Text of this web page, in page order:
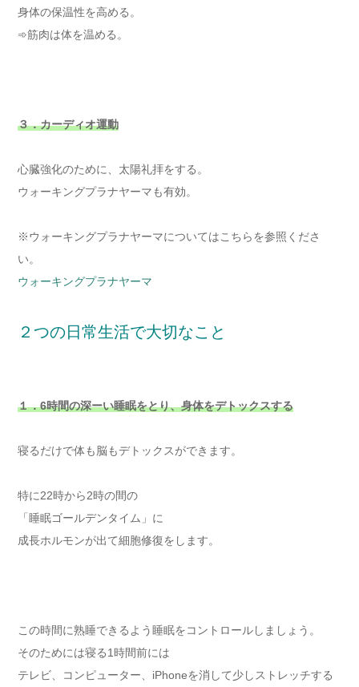
身体の保温性を高める。
➾筋肉は体を温める。
３．カーディオ運動
心臓強化のために、太陽礼拝をする。
ウォーキングプラナヤーマも有効。
※ウォーキングプラナヤーマについてはこちらを参照くださ
い。
ウォーキングプラナヤーマ
２つの日常生活で大切なこと
１．6時間の深ーい睡眠をとり、身体をデトックスする
寝るだけで体も脳もデトックスができます。
特に22時から2時の間の
「睡眠ゴールデンタイム」に
成長ホルモンが出て細胞修復をします。
この時間に熟睡できるよう睡眠をコントロールしましょう。
そのためには寝る1時間前には
テレビ、コンピューター、iPhoneを消して少しストレッチする